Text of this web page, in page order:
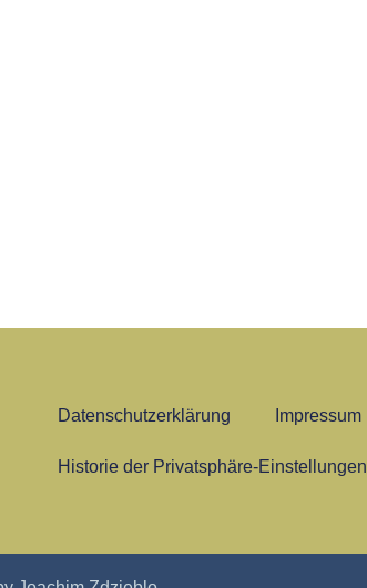
Datenschutzerklärung Impressum
Historie der Privatsphäre-Einstellungen